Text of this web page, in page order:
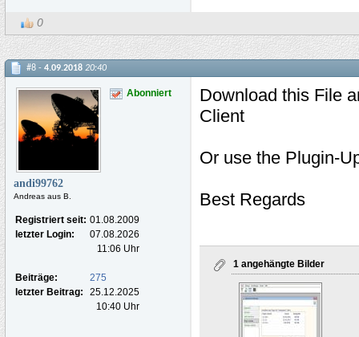
0
#8 - 4.09.2018 20:40
Abonniert
andi99762
Andreas aus B.
Registriert seit: 01.08.2009
letzter Login:
07.08.2026
11:06 Uhr
Beiträge:
275
letzter Beitrag:
25.12.2025
10:40 Uhr
Download this File
Client
Or use the Plugin-
Best Regards
1 angehängte Bilder